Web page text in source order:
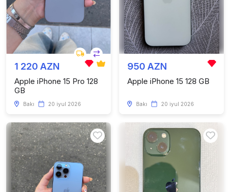
1 220 AZN
Apple iPhone 15 Pro 128
GB
Bakı 20 iyul 2026
950 AZN
Apple iPhone 15 128 GB
Bakı 20 iyul 2026